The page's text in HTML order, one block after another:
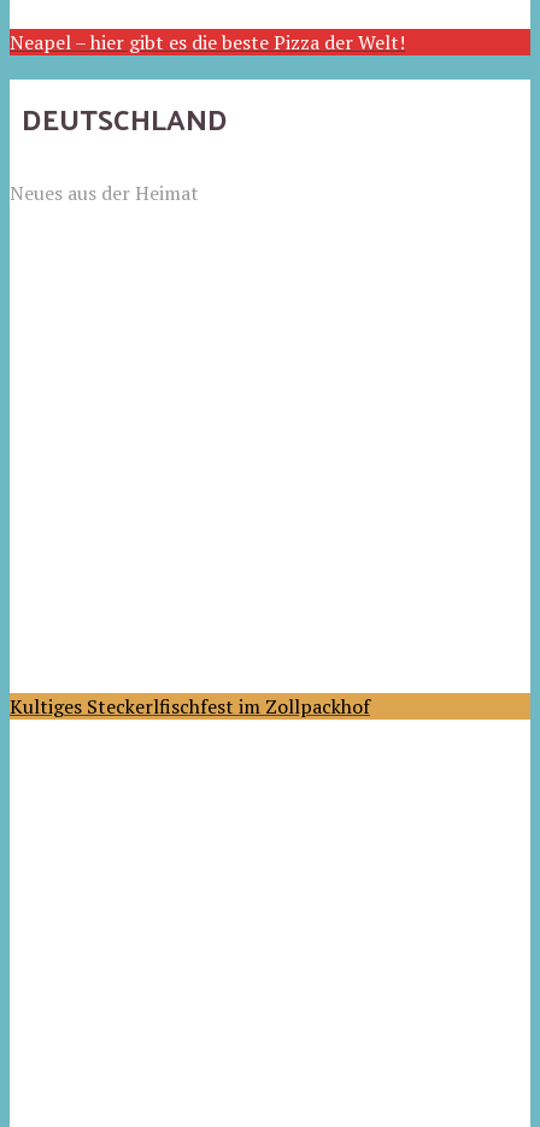
Neapel – hier gibt es die beste Pizza der Welt!
DEUTSCHLAND
Neues aus der Heimat
Kultiges Steckerlfischfest im Zollpackhof